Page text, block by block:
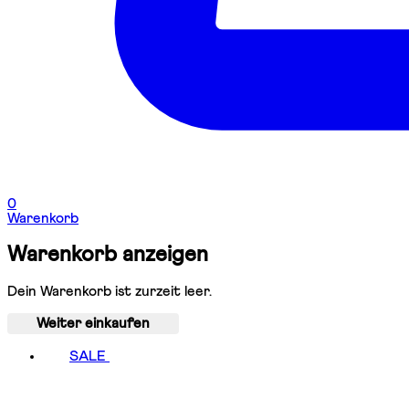
0
Warenkorb
Warenkorb anzeigen
Dein Warenkorb ist zurzeit leer.
Weiter einkaufen
SALE